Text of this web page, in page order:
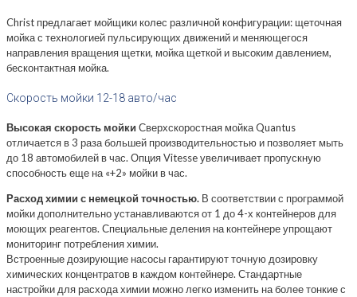
Christ предлагает мойщики колес различной конфигурации: щеточная
мойка с технологией пульсирующих движений и меняющегося
направления вращения щетки, мойка щеткой и высоким давлением,
бесконтактная мойка.
Скорость мойки 12-18 авто/час
Высокая скорость мойки Сверхскоростная мойка Quantus
отличается в 3 раза большей производительностью и позволяет мыть
до 18 автомобилей в час. Опция Vitesse увеличивает пропускную
способность еще на «+2» мойки в час.
Расход химии с немецкой точностью. В соответствии с программой
мойки дополнительно устанавливаются от 1 до 4-х контейнеров для
моющих реагентов. Специальные деления на контейнере упрощают
мониторинг потребления химии.
Встроенные дозирующие насосы гарантируют точную дозировку
химических концентратов в каждом контейнере. Стандартные
настройки для расхода химии можно легко изменить на более тонкие с